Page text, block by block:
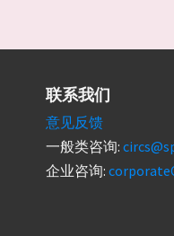
联系我们
意见反馈
一般类咨询:
企业咨询: